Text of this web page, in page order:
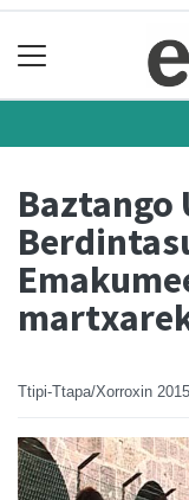
Baztango
Ttipi-Ttapa/Xorroxin